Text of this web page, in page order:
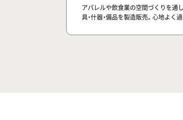
アパレルや飲食業の空間づくりを通
具・什器・備品を製造販売。心地よく